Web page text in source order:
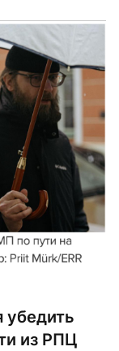
МВД
давить и
убедить
из РПЦ